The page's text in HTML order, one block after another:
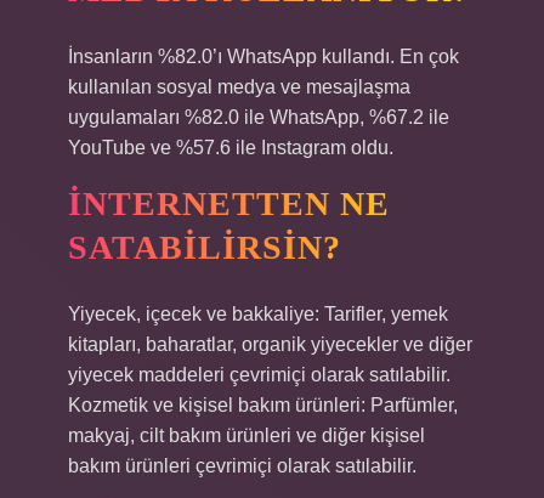
İnsanların %82.0’ı WhatsApp kullandı. En çok
kullanılan sosyal medya ve mesajlaşma
uygulamaları %82.0 ile WhatsApp, %67.2 ile
YouTube ve %57.6 ile Instagram oldu.
İNTERNETTEN NE
SATABILIRSIN?
Yiyecek, içecek ve bakkaliye: Tarifler, yemek
kitapları, baharatlar, organik yiyecekler ve diğer
yiyecek maddeleri çevrimiçi olarak satılabilir.
Kozmetik ve kişisel bakım ürünleri: Parfümler,
makyaj, cilt bakım ürünleri ve diğer kişisel
bakım ürünleri çevrimiçi olarak satılabilir.